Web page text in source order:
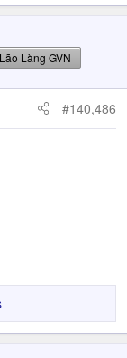
Lão Làng GVN
#140,486